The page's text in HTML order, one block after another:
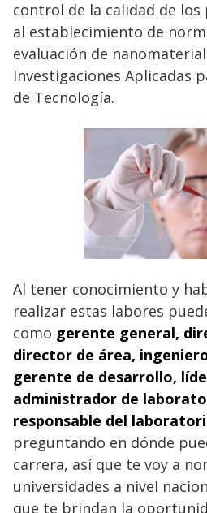
control de la calidad de
al establecimiento de
evaluación de
Investigaciones Aplicadas
de Tecnología.
Al tener conocimiento y
realizar estas labores
como gerente general,
director de área,
gerente de desarrollo,
administrador de
responsable del
preguntando en dónde
carrera, así que te voy a
universidades a nivel
que te brindan la